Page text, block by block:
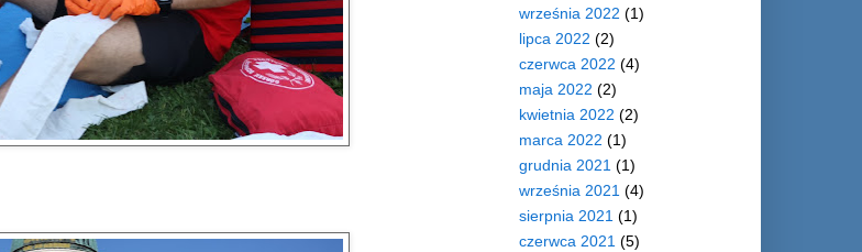
września 2022 (1)
lipca 2022 (2)
czerwca 2022 (4)
maja 2022 (2)
kwietnia 2022 (2)
marca 2022 (1)
grudnia 2021 (1)
września 2021 (4)
sierpnia 2021 (1)
czerwca 2021 (5)